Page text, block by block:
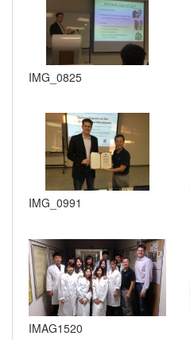
IMG_0825
IMG_0991
IMAG1520